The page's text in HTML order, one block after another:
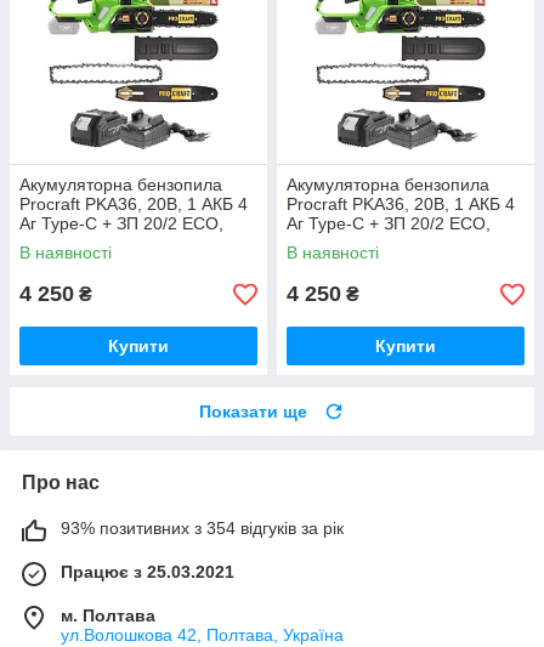
Акумуляторна бензопила
Procraft PKA36, 20В, 1 АКБ 4
Аг Type-C + ЗП 20/2 ECO,
шина 250 мм Німеччина
В наявності
4 250 ₴
Купити
Акумуляторна бензопила
Procraft PKA36, 20В, 1 АКБ 4
Аг Type-C + ЗП 20/2 ECO,
шина 250 мм Німеччина
В наявності
4 250 ₴
Купити
Показати ще
Про нас
93% позитивних з 354 відгуків за рік
Працює з 25.03.2021
м. Полтава
ул.Волошкова 42, Полтава, Україна